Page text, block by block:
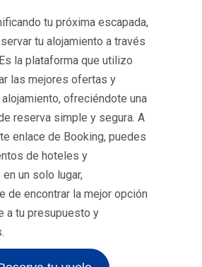
tu próxima escapada,
tu alojamiento a través
la plataforma que utilizo
las mejores ofertas y
ofreciéndote una
reserva simple y segura. A
enlace de Booking, puedes
de hoteles y
un solo lugar,
de encontrar la mejor opción
a tu presupuesto y